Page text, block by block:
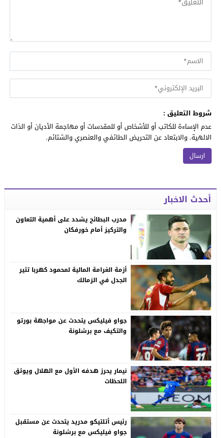
شروط التعليق :
عدم الإساءة للكاتب أو للأشخاص أو للمقدسات أو مهاجمة الأديان أو الذات
الالهية. والابتعاد عن التحريض الطائفي والعنصري والشتائم.
أحدث الاخبار
مدرب البطائح يشدد على أهمية التعاون
والتركيز أمام خورفكان
أزمة الغرامة المالية لمحمود كهربا تثير
الجدل في الزمالك
جواو فيليكس يتحدث عن مواجهة بورتو
والتكيف مع برشلونة
نيمار يحرز هدفه الأول مع الهلال ويوثق
اللحظات
رئيس أتلتيكو مدريد يتحدث عن مستقبل
جواو فيليكس مع برشلونة